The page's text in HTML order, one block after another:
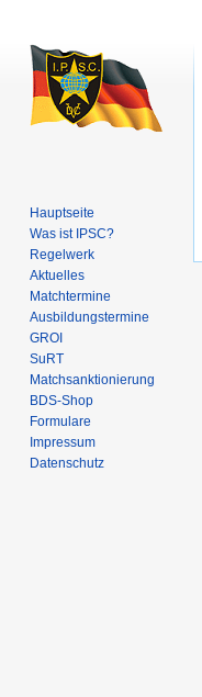
Hauptseite
Was ist IPSC?
Regelwerk
Aktuelles
Matchtermine
Ausbildungs­termine
GROI
SuRT
Match­sanktionierung
BDS-Shop
Formulare
Impressum
Datenschutz